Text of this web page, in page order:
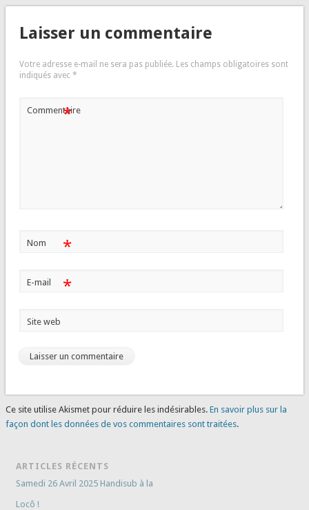
Laisser un commentaire
Votre adresse e-mail ne sera pas publiée. Les champs obligatoires sont
indiqués avec *
Commentaire
*
Nom *
E-mail *
Site web
Ce site utilise Akismet pour réduire les indésirables. En savoir plus sur la
façon dont les données de vos commentaires sont traitées.
ARTICLES RÉCENTS
Samedi 26 Avril 2025 Handisub à la
Locô !